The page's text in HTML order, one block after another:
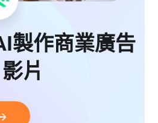
製作商業廣告
影片